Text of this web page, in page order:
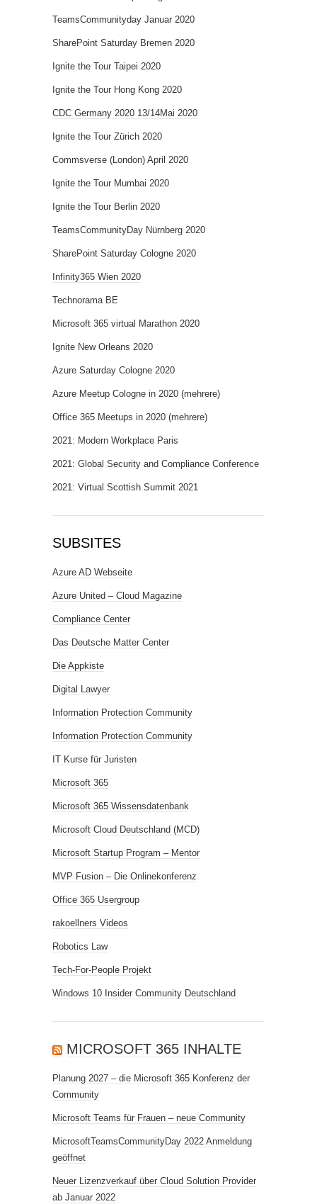
TeamsCommunityday Januar 2020
SharePoint Saturday Bremen 2020
Ignite the Tour Taipei 2020
Ignite the Tour Hong Kong 2020
CDC Germany 2020 13/14Mai 2020
Ignite the Tour Zürich 2020
Commsverse (London) April 2020
Ignite the Tour Mumbai 2020
Ignite the Tour Berlin 2020
TeamsCommunityDay Nürnberg 2020
SharePoint Saturday Cologne 2020
Infinity365 Wien 2020
Technorama BE
Microsoft 365 virtual Marathon 2020
Ignite New Orleans 2020
Azure Saturday Cologne 2020
Azure Meetup Cologne in 2020 (mehrere)
Office 365 Meetups in 2020 (mehrere)
2021: Modern Workplace Paris
2021: Global Security and Compliance Conference
2021: Virtual Scottish Summit 2021
SUBSITES
Azure AD Webseite
Azure United – Cloud Magazine
Compliance Center
Das Deutsche Matter Center
Die Appkiste
Digital Lawyer
Information Protection Community
Information Protection Community
IT Kurse für Juristen
Microsoft 365
Microsoft 365 Wissensdatenbank
Microsoft Cloud Deutschland (MCD)
Microsoft Startup Program – Mentor
MVP Fusion – Die Onlinekonferenz
Office 365 Usergroup
rakoellners Videos
Robotics Law
Tech-For-People Projekt
Windows 10 Insider Community Deutschland
MICROSOFT 365 INHALTE
Planung 2027 – die Microsoft 365 Konferenz der
Community
Microsoft Teams für Frauen – neue Community
MicrosoftTeamsCommunityDay 2022 Anmeldung
geöffnet
Neuer Lizenzverkauf über Cloud Solution Provider
ab Januar 2022